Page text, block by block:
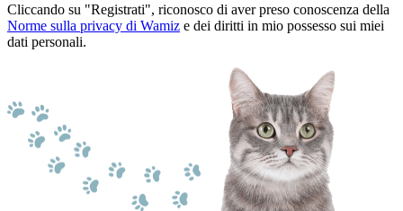
Cliccando su "Registrati", riconosco di aver preso conoscenza della
Norme sulla privacy di Wamiz e dei diritti in mio possesso sui miei
dati personali.